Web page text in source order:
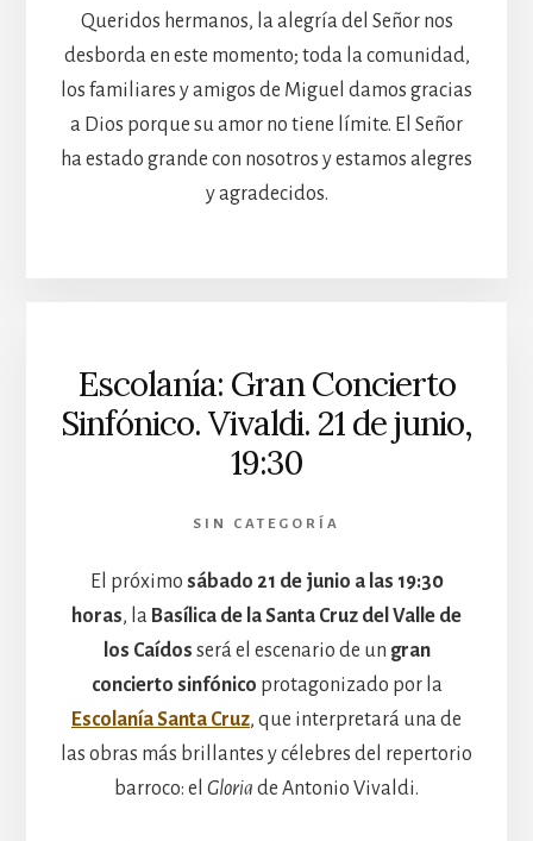
Queridos hermanos, la alegría del Señor nos
desborda en este momento; toda la comunidad,
los familiares y amigos de Miguel damos gracias
a Dios porque su amor no tiene límite. El Señor
ha estado grande con nosotros y estamos alegres
y agradecidos.
Escolanía: Gran Concierto
Sinfónico. Vivaldi. 21 de junio,
19:30
SIN CATEGORÍA
El próximo sábado 21 de junio a las 19:30
horas, la Basílica de la Santa Cruz del Valle de
los Caídos será el escenario de un gran
concierto sinfónico protagonizado por la
Escolanía Santa Cruz, que interpretará una de
las obras más brillantes y célebres del repertorio
barroco: el Gloria de Antonio Vivaldi.